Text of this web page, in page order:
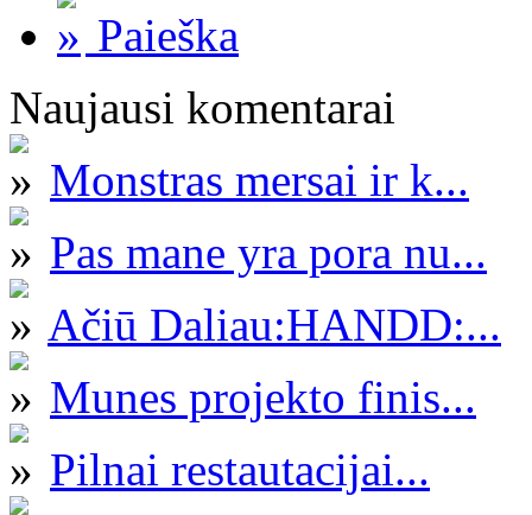
Paieška
Naujausi komentarai
Monstras mersai ir k...
Pas mane yra pora nu...
Ačiū Daliau:HANDD:...
Munes projekto finis...
Pilnai restautacijai...